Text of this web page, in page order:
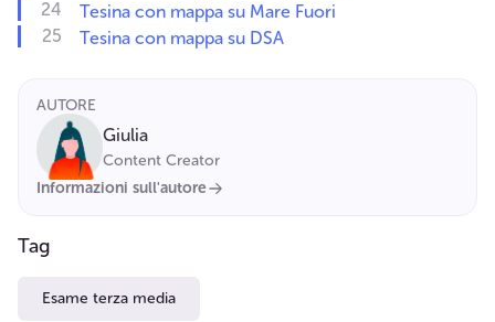
Tesina con mappa su Mare Fuori
Tesina con mappa su DSA
AUTORE
Giulia
Content Creator
Informazioni sull'autore
Tag
Esame terza media